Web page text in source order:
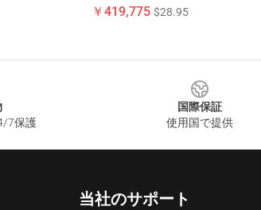
￥419,775 $28.95
7保護
国際保証
使用国で提供
当社のサポート